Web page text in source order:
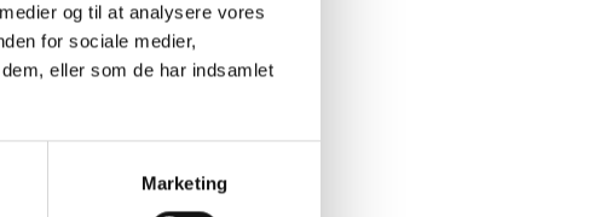
og til at analysere vores
for sociale medier,
eller som de har indsamlet
Marketing